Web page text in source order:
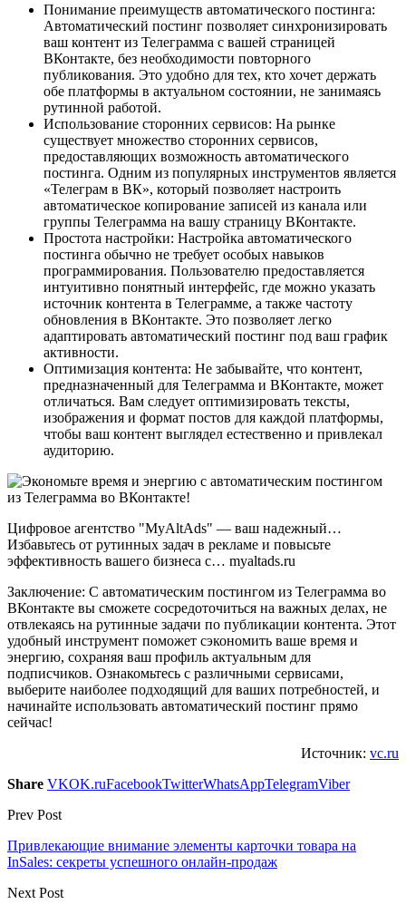
Понимание преимуществ автоматического постинга:
Автоматический постинг позволяет синхронизировать
ваш контент из Телеграмма с вашей страницей
ВКонтакте, без необходимости повторного
публикования. Это удобно для тех, кто хочет держать
обе платформы в актуальном состоянии, не занимаясь
рутинной работой.
Использование сторонних сервисов: На рынке
существует множество сторонних сервисов,
предоставляющих возможность автоматического
постинга. Одним из популярных инструментов является
«Телеграм в ВК», который позволяет настроить
автоматическое копирование записей из канала или
группы Телеграмма на вашу страницу ВКонтакте.
Простота настройки: Настройка автоматического
постинга обычно не требует особых навыков
программирования. Пользователю предоставляется
интуитивно понятный интерфейс, где можно указать
источник контента в Телеграмме, а также частоту
обновления в ВКонтакте. Это позволяет легко
адаптировать автоматический постинг под ваш график
активности.
Оптимизация контента: Не забывайте, что контент,
предназначенный для Телеграмма и ВКонтакте, может
отличаться. Вам следует оптимизировать тексты,
изображения и формат постов для каждой платформы,
чтобы ваш контент выглядел естественно и привлекал
аудиторию.
Цифровое агентство "MyAltAds" — ваш надежный…
Избавьтесь от рутинных задач в рекламе и повысьте
эффективность вашего бизнеса с… myaltads.ru
Заключение: С автоматическим постингом из Телеграмма во
ВКонтакте вы сможете сосредоточиться на важных делах, не
отвлекаясь на рутинные задачи по публикации контента. Этот
удобный инструмент поможет сэкономить ваше время и
энергию, сохраняя ваш профиль актуальным для
подписчиков. Ознакомьтесь с различными сервисами,
выберите наиболее подходящий для ваших потребностей, и
начинайте использовать автоматический постинг прямо
сейчас!
Источник: vc.ru
Share VKOK.ruFacebookTwitterWhatsAppTelegramViber
Prev Post
Привлекающие внимание элементы карточки товара на
InSales: секреты успешного онлайн-продаж
Next Post